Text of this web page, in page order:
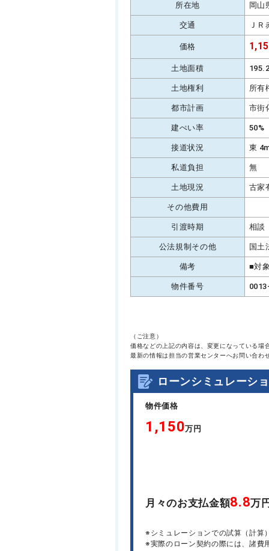
所在地 岡山
交通 Ｊ
価格
土地面積
土地権利 所有
都市計画 市街
建ぺい率 50%
接道状況 東
私道負担 無
土地現況 古家
その他費用
引渡時期 相談
公法規制その他 国土
備考 ■対
物件番号
（ご注意）
価格などの上記の内容は、変更になっている場
最新の情報は担当の営業センターへお問い合わ
ローンシミュレーシ
物件価格
1,150万円
月々のお支払金額8.8万
※シミュレーションでの試算（計算
※実際のローン契約の際には、諸費